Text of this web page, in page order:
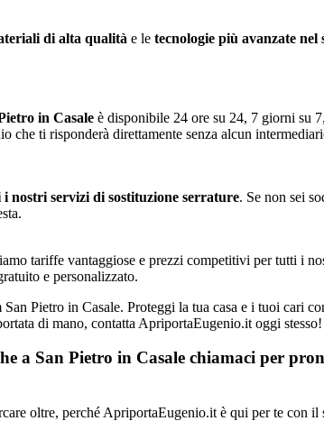
di alta qualità e le tecnologie più avanzate
in Casale è disponibile 24 ore su 24, 7 giorni su
che ti risponderà direttamente senza alcun
nostri servizi di sostituzione serrature. Se non sei
tariffe vantaggiose e prezzi competitivi per tutti i
e personalizzato.
Pietro in Casale. Proteggi la tua casa e i tuoi cari
di mano, contatta ApriportaEugenio.it oggi stesso!
a San Pietro in Casale chiamaci per
oltre, perché ApriportaEugenio.it è qui per te con il